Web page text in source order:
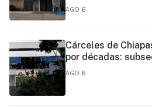
AGO 6
Cárceles de
por décadas:
AGO 6